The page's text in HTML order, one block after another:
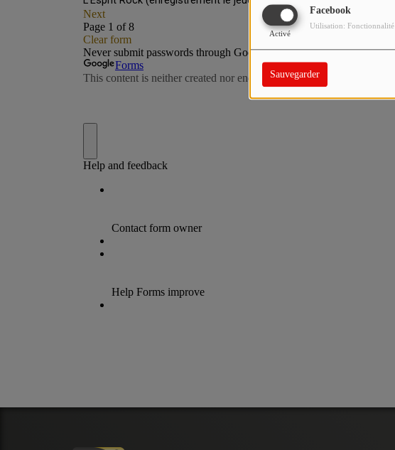
Facebook
Activé
Utilisation: Fonctionnalité
Sauvegarder
L'ŒIL DE L'OIE | PRÉSENTATION
VIDÉOS | L’ŒIL DE L'OIE